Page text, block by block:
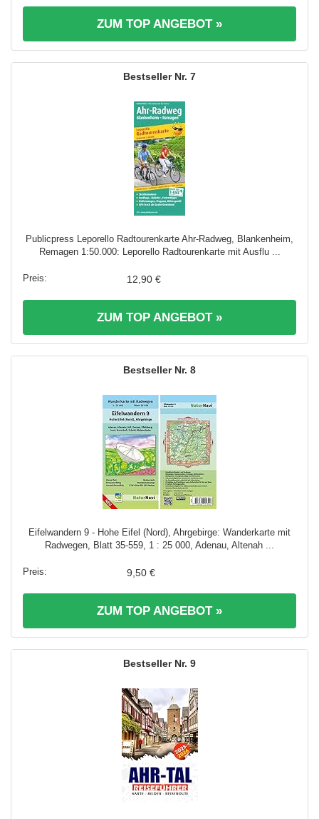
ZUM TOP ANGEBOT »
7
Publicpress Leporello Radtourenkarte Ahr-Radweg, Blankenheim,
Remagen 1:50.000: Leporello Radtourenkarte mit Ausflu ...
12,90 €
ZUM TOP ANGEBOT »
8
Eifelwandern 9 - Hohe Eifel (Nord), Ahrgebirge: Wanderkarte mit
Radwegen, Blatt 35-559, 1 : 25 000, Adenau, Altenah ...
9,50 €
ZUM TOP ANGEBOT »
9